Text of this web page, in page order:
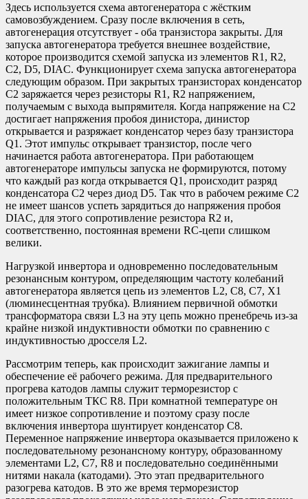
Здесь используется схема автогенератора с жёстким
самовозбуждением. Сразу после включения в сеть,
автогенерация отсутствует - оба транзистора закрыты. Для
запуска автогенератора требуется внешнее воздействие,
которое производится схемой запуска из элементов R1, R2,
C2, D5, DIAC. Функционирует схема запуска автогенератора
следующим образом. При закрытых транзисторах конденсатор
C2 заряжается через резисторы R1, R2 напряжением,
получаемым с выхода выпрямителя. Когда напряжение на C2
достигает напряжения пробоя динистора, динистор
открывается и разряжает конденсатор через базу транзистора
Q1. Этот импульс открывает транзистор, после чего
начинается работа автогенератора. При работающем
автогенераторе импульсы запуска не формируются, потому
что каждый раз когда открывается Q1, происходит разряд
конденсатора C2 через диод D5. Так что в рабочем режиме C2
не имеет шансов успеть зарядиться до напряжения пробоя
DIAC, для этого сопротивление резистора R2 и,
соответственно, постоянная времени RC-цепи слишком
велики.
Нагрузкой инвертора и одновременно последовательным
резонансным контуром, определяющим частоту колебаний
автогенератора является цепь из элементов L2, C8, C7, X1
(люминесцентная трубка). Влиянием первичной обмотки
трансформатора связи L3 на эту цепь можно пренебречь из-за
крайне низкой индуктивности обмотки по сравнению с
индуктивностью дросселя L2.
Рассмотрим теперь, как происходит зажигание лампы и
обеспечение её рабочего режима. Для предварительного
прогрева катодов лампы служит терморезистор с
положительным ТКС R8. При комнатной температуре он
имеет низкое сопротивление и поэтому сразу после
включения инвертора шунтирует конденсатор C8.
Переменное напряжение инвертора оказывается приложено к
последовательному резонансному контуру, образованному
элементами L2, C7, R8 и последовательно соединёнными
нитями накала (катодами). Это этап предварительного
разогрева катодов. В это же время терморезистор